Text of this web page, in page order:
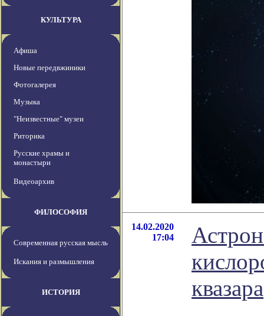
КУЛЬТУРА
Афиша
Новые передвжиники
Фотогалерея
Музыка
"Неизвестные" музеи
Риторика
Русские храмы и
монастыри
Видеоархив
ФИЛОСОФИЯ
Современная русская мысль
Искания и размышления
ИСТОРИЯ
14.02.2020
17:04
квазара